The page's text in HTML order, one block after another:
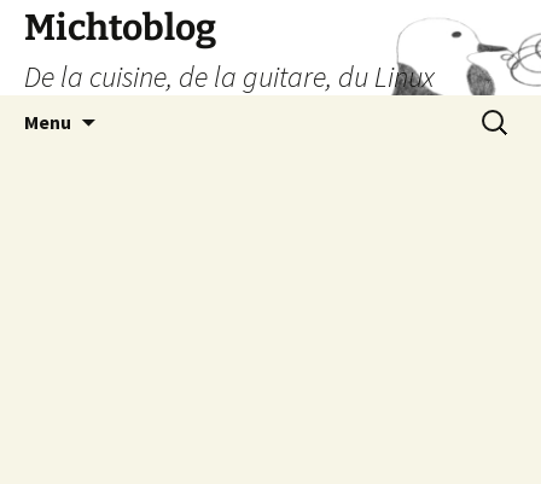
Aller
contenu
Michtoblog
De la cuisine, de la guitare, du Linux
Menu